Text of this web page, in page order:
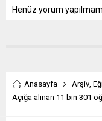
Adliyesi'ne çıkartıldı.
üzerinden Cizre 1. Ağır
Henüz yorum
Anasayfa Arşiv,
Açığa alınan 11 bin 301